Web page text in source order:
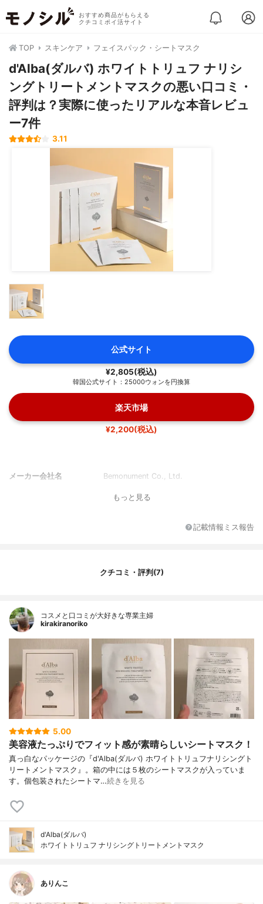
おすすめ商品がもらえる
クチコミポイ活サイト
TOP スキンケア フェイスパック・シートマスク
d'Alba(ダルバ) ホワイトトリュフ ナリシ
ングトリートメントマスクの悪い口コミ・
評判は？実際に使ったリアルな本音レビュ
ー7件
3.11
公式サイト
¥2,805(税込)
韓国公式サイト：25000ウォンを円換算
楽天市場
¥2,200(税込)
メーカー会社名 Bemonument Co., Ltd.
もっと見る
記載情報ミス報告
クチコミ・評判(7)
コスメと口コミが大好きな専業主婦
kirakiranoriko
5.00
美容液たっぷりでフィット感が素晴らしいシートマスク！
真っ白なパッケージの『d'Alba(ダルバ) ホワイトトリュフナリシングト
リートメントマスク』。箱の中には５枚のシートマスクが入っていま
す。個包装されたシートマ…続きを見る
d'Alba(ダルバ)
ホワイトトリュフ ナリシングトリートメントマスク
ありんこ